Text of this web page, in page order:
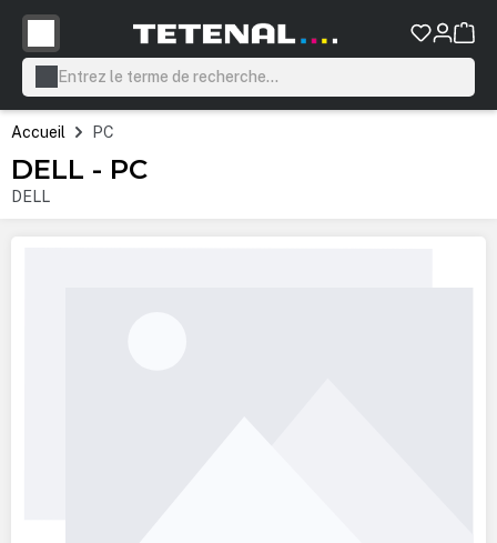
principal
Accueil PC
DELL - PC
DELL